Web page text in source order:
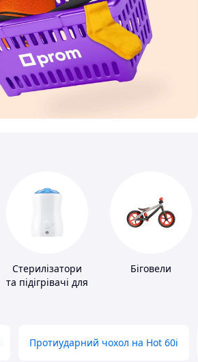
Стерилізатори
та підігрівачі для
Біговели
Протиударний чохол на Hot 60i